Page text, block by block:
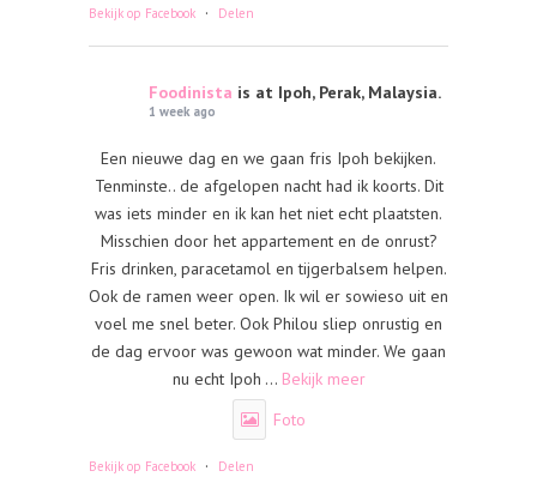
Bekijk op Facebook · Delen
Foodinista is at Ipoh, Perak, Malaysia.
1 week ago
Een nieuwe dag en we gaan fris Ipoh bekijken.
Tenminste.. de afgelopen nacht had ik koorts. Dit
was iets minder en ik kan het niet echt plaatsten.
Misschien door het appartement en de onrust?
Fris drinken, paracetamol en tijgerbalsem helpen.
Ook de ramen weer open. Ik wil er sowieso uit en
voel me snel beter. Ook Philou sliep onrustig en
de dag ervoor was gewoon wat minder. We gaan
nu echt Ipoh ... Bekijk meer
Foto
Bekijk op Facebook · Delen